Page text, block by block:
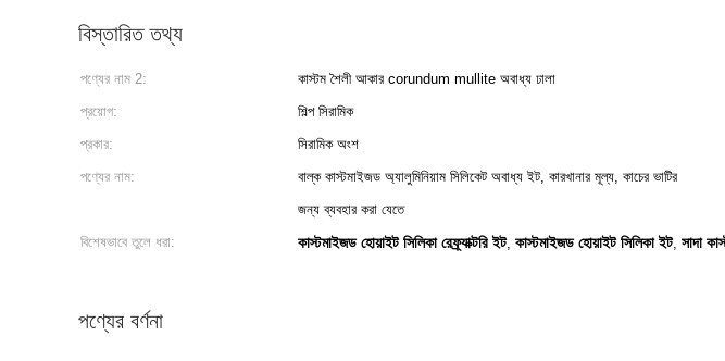
বিস্তারিত তথ্য
পণ্যের নাম 2: কাস্টম শৈলী আকার corundum mullite অবাধ্য ঢালা
প্রয়োগ:
শিল্প সিরামিক
প্রকার:
সিরামিক অংশ
পণ্যের নাম:
বাল্ক কাস্টমাইজড অ্যালুমিনিয়াম সিলিকেট অবাধ্য ইট, কারখানার মূল্য, কাচের ভাটির
জন্য ব্যবহার করা যেতে
বিশেষভাবে তুলে ধরা: কাস্টমাইজড হোয়াইট সিলিকা রেফ্র্যাক্টরি ইট, কাস্টমাইজড হোয়াইট সিলিকা ইট, সাদা
পণ্যের বর্ণনা